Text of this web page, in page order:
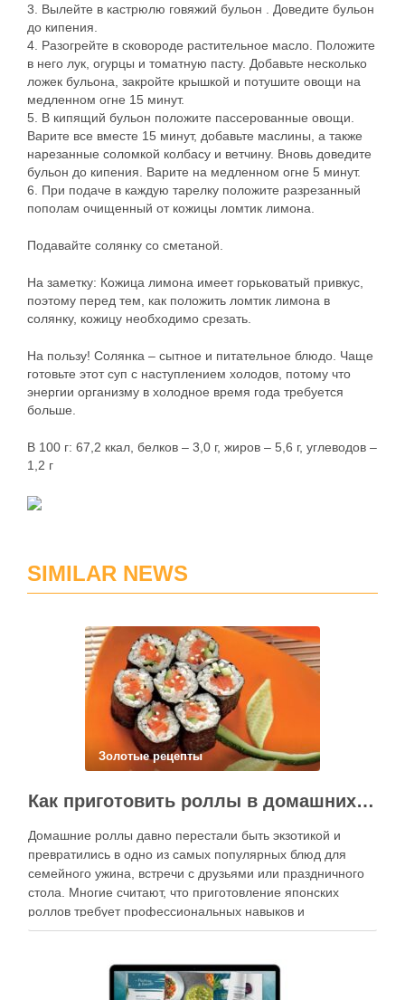
3. Вылейте в кастрюлю говяжий бульон . Доведите бульон
до кипения.
4. Разогрейте в сковороде растительное масло. Положите
в него лук, огурцы и томатную пасту. Добавьте несколько
ложек бульона, закройте крышкой и потушите овощи на
медленном огне 15 минут.
5. В кипящий бульон положите пассерованные овощи.
Варите все вместе 15 минут, добавьте маслины, а также
нарезанные соломкой колбасу и ветчину. Вновь доведите
бульон до кипения. Варите на медленном огне 5 минут.
6. При подаче в каждую тарелку положите разрезанный
пополам очищенный от кожицы ломтик лимона.
Подавайте солянку со сметаной.
На заметку: Кожица лимона имеет горьковатый привкус,
поэтому перед тем, как положить ломтик лимона в
солянку, кожицу необходимо срезать.
На пользу! Солянка – сытное и питательное блюдо. Чаще
готовьте этот суп с наступлением холодов, потому что
энергии организму в холодное время года требуется
больше.
В 100 г: 67,2 ккал, белков – 3,0 г, жиров – 5,6 г, углеводов –
1,2 г
SIMILAR NEWS
Золотые рецепты
Как приготовить роллы в домашних условиях?
Домашние роллы давно перестали быть экзотикой и
превратились в одно из самых популярных блюд для
семейного ужина, встречи с друзьями или праздничного
стола. Многие считают, что приготовление японских
роллов требует профессиональных навыков и
специального оборудования, однако на практике сделать
кухне. Главное — …